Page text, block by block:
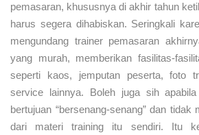
pemasaran, khususnya di akhir tahun
harus segera dihabiskan. Seringkali
mengundang trainer pemasaran
yang murah, memberikan fasilitas-
seperti kaos, jemputan peserta, foto
service lainnya. Boleh juga sih
bertujuan “bersenang-senang” dan tidak
dari materi training itu sendiri. Itu